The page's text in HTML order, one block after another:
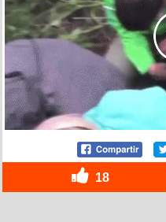
18